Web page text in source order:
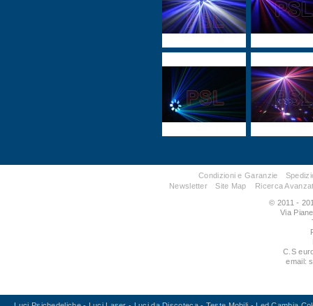
Condizioni e Garanzie
Newsletter
Site Map
Ricerca
© 2011 -
Via
C.S
email: